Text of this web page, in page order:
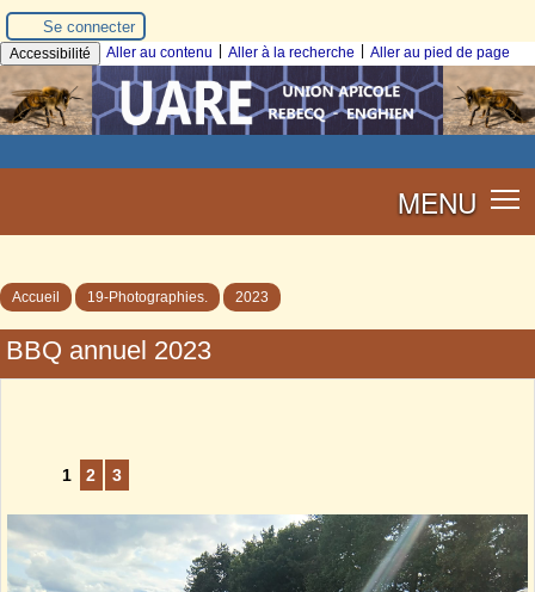
Se connecter
Accessibilité Aller au contenu Aller à la recherche Aller au pied de page
MENU
Accueil 19-Photographies. 2023
BBQ annuel 2023
1 2 3